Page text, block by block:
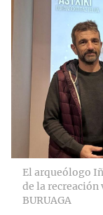
El arqueólogo
de la
BURUAGA